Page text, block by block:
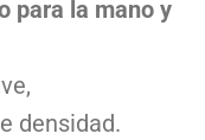
para la mano y
densidad.